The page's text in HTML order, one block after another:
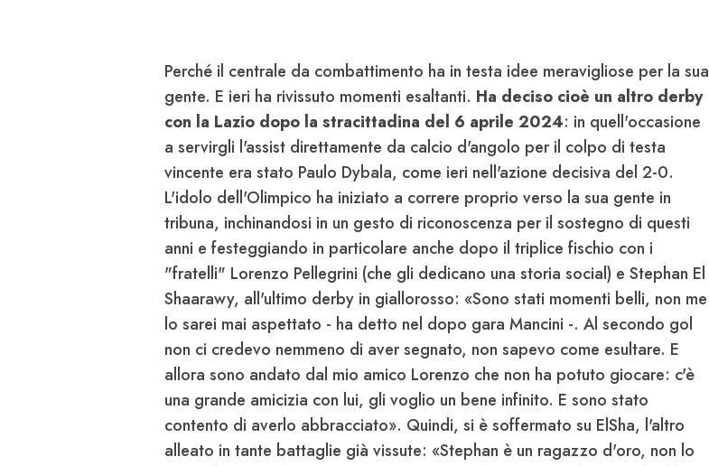
Perché il centrale da combattimento ha in testa idee meravigliose per la sua
gente. E ieri ha rivissuto momenti esaltanti. Ha deciso cioè un altro derby
con la Lazio dopo la stracittadina del 6 aprile 2024: in quell'occasione
a servirgli l'assist direttamente da calcio d'angolo per il colpo di testa
vincente era stato Paulo Dybala, come ieri nell'azione decisiva del 2-0.
L'idolo dell'Olimpico ha iniziato a correre proprio verso la sua gente in
tribuna, inchinandosi in un gesto di riconoscenza per il sostegno di questi
anni e festeggiando in particolare anche dopo il triplice fischio con i
"fratelli" Lorenzo Pellegrini (che gli dedicano una storia social) e Stephan El
Shaarawy, all'ultimo derby in giallorosso: «Sono stati momenti belli, non me
lo sarei mai aspettato - ha detto nel dopo gara Mancini -. Al secondo gol
non ci credevo nemmeno di aver segnato, non sapevo come esultare. E
allora sono andato dal mio amico Lorenzo che non ha potuto giocare: c'è
una grande amicizia con lui, gli voglio un bene infinito. E sono stato
contento di averlo abbracciato». Quindi, si è soffermato su ElSha, l'altro
alleato in tante battaglie già vissute: «Stephan è un ragazzo d'oro, non lo